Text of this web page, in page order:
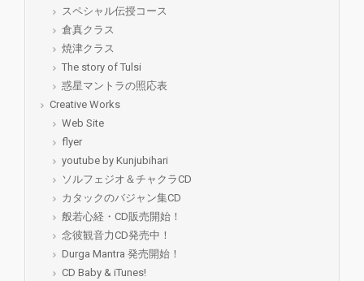
スペシャル伝授コース
倉真クラス
焼津クラス
The story of Tulsi
惑星マントラの照応表
Creative Works
Web Site
flyer
youtube by Kunjubihari
ソルフェジオ＆チャクラCD
カタックのバジャン集CD
般若心経・CD販売開始！
念彼観音力CD発売中！
Durga Mantra 発売開始！
CD Baby & iTunes!